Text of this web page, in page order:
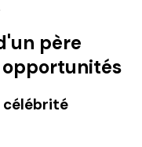
père
célébrité